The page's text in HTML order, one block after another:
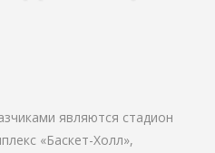
являются стадион
«Баскет-Холл»,